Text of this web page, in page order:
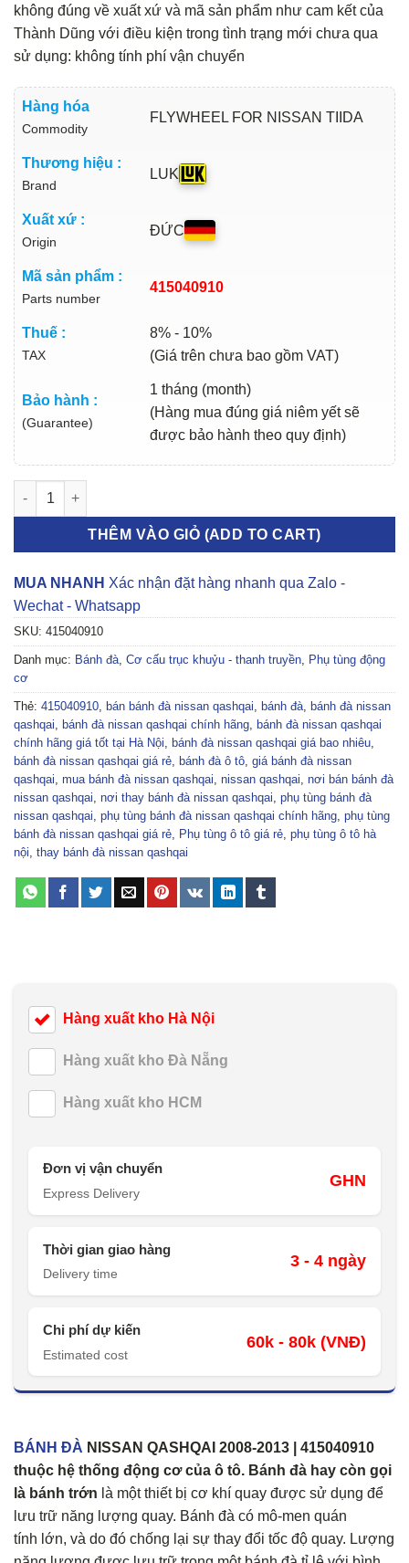
không đúng về xuất xứ và mã sản phẩm như cam kết của
Thành Dũng với điều kiện trong tình trạng mới chưa qua
sử dụng: không tính phí vận chuyển
Hàng hóa
Commodity
FLYWHEEL FOR NISSAN TIIDA
Thương hiệu :
Brand
LUK
Xuất xứ :
Origin
ĐỨC
Mã sản phẩm :
Parts number
415040910
Thuế :
TAX
8% - 10%
(Giá trên chưa bao gồm VAT)
Bảo hành :
(Guarantee)
1 tháng (month)
(Hàng mua đúng giá niêm yết sẽ
được bảo hành theo quy định)
BÁNH ĐÀ NISSAN QASHQAI 2008-2013 | 415040910 số lượng
THÊM VÀO GIỎ (ADD TO CART)
MUA NHANH Xác nhận đặt hàng nhanh qua Zalo -
Wechat - Whatsapp
SKU: 415040910
Danh mục: Bánh đà Cơ cấu trục khuỷu - thanh truyền Phụ tùng động
cơ
Thẻ: 415040910 bán bánh đà nissan qashqai bánh đà bánh đà nissan
qashqai bánh đà nissan qashqai chính hãng bánh đà nissan qashqai
chính hãng giá tốt tại Hà Nội bánh đà nissan qashqai giá bao nhiêu
bánh đà nissan qashqai giá rẻ bánh đà ô tô giá bánh đà nissan
qashqai mua bánh đà nissan qashqai nissan qashqai nơi bán bánh đà
nissan qashqai nơi thay bánh đà nissan qashqai phụ tùng bánh đà
nissan qashqai phụ tùng bánh đà nissan qashqai chính hãng phụ tùng
bánh đà nissan qashqai giá rẻ Phụ tùng ô tô giá rẻ phụ tùng ô tô hà
nội thay bánh đà nissan qashqai
Hàng xuất kho Hà Nội
Hàng xuất kho Đà Nẵng
Hàng xuất kho HCM
Đơn vị vận chuyển
Express Delivery
GHN
Thời gian giao hàng
Delivery time
3 - 4 ngày
Chi phí dự kiến
Estimated cost
60k - 80k (VNĐ)
BÁNH ĐÀ NISSAN QASHQAI 2008-2013 | 415040910
thuộc hệ thống động cơ của ô tô. Bánh đà hay còn gọi
là bánh trớn là một thiết bị cơ khí quay được sử dụng để
lưu trữ năng lượng quay. Bánh đà có mô-men quán
tính lớn, và do đó chống lại sự thay đổi tốc độ quay. Lượng